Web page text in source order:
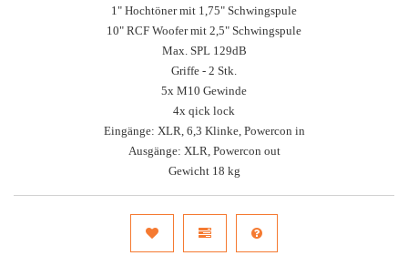
1" Hochtöner mit 1,75" Schwingspule
10" RCF Woofer mit 2,5" Schwingspule
Max. SPL 129dB
Griffe - 2 Stk.
5x M10 Gewinde
4x qick lock
Eingänge: XLR, 6,3 Klinke, Powercon in
Ausgänge: XLR, Powercon out
Gewicht 18 kg